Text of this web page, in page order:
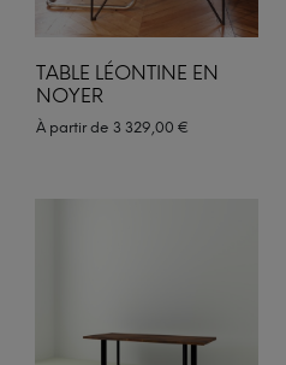
TABLE LÉONTINE EN
NOYER
À partir de 3 329,00 €